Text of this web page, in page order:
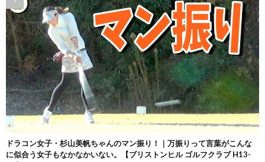
ドラコン女子・杉山美帆ちゃんのマン振り！｜万振りって言葉がこんな
に似合う女子もなかなかいない。【ブリストンヒル ゴルフクラブ H13-